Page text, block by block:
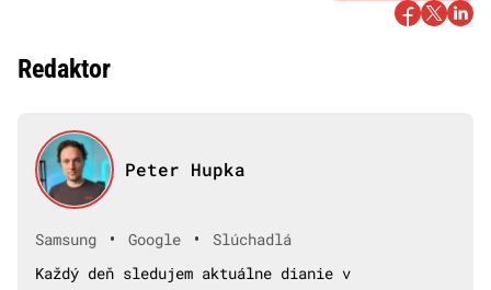
Redaktor
Peter Hupka
Samsung • Google •
Slúchadlá
Každý deň sledujem aktuálne dianie v